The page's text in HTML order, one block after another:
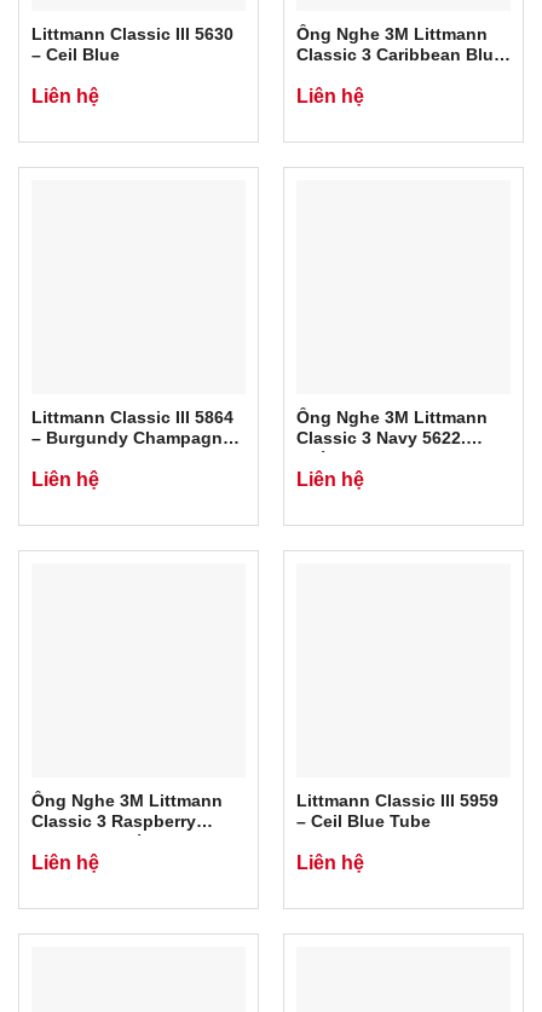
Littmann Classic III 5630
– Ceil Blue
Liên hệ
Ống Nghe 3M Littmann
Classic 3 Caribbean Blue
Liên hệ
Littmann Classic III 5864
– Burgundy Champagne
Liên hệ
Ống Nghe 3M Littmann
Classic 3 Navy 5622.
Liên hệ
Ống Nghe 3M Littmann
Classic 3 Raspberry
USA.
Liên hệ
Littmann Classic III 5959
– Ceil Blue Tube
Liên hệ